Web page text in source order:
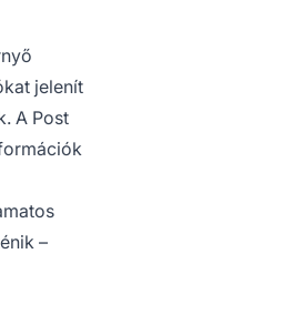
jelenít
A Post
–